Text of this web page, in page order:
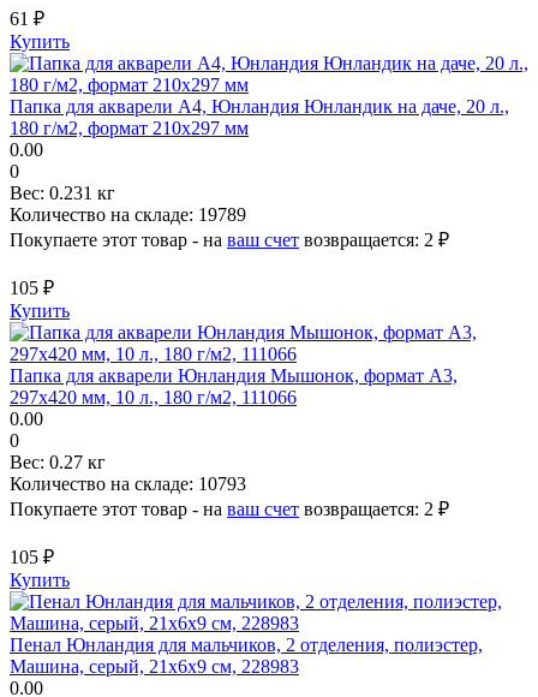
61 ₽
Купить
Папка для акварели А4, Юнландия Юнландик на даче, 20 л.,
180 г/м2, формат 210х297 мм
0.00
0
Вес: 0.231 кг
Количество на складе: 19789
Покупаете этот товар - на ваш счет возвращается: 2 ₽
105 ₽
Купить
Папка для акварели Юнландия Мышонок, формат А3,
297х420 мм, 10 л., 180 г/м2, 111066
0.00
0
Вес: 0.27 кг
Количество на складе: 10793
Покупаете этот товар - на ваш счет возвращается: 2 ₽
105 ₽
Купить
Пенал Юнландия для мальчиков, 2 отделения, полиэстер,
Машина, серый, 21х6х9 см, 228983
0.00